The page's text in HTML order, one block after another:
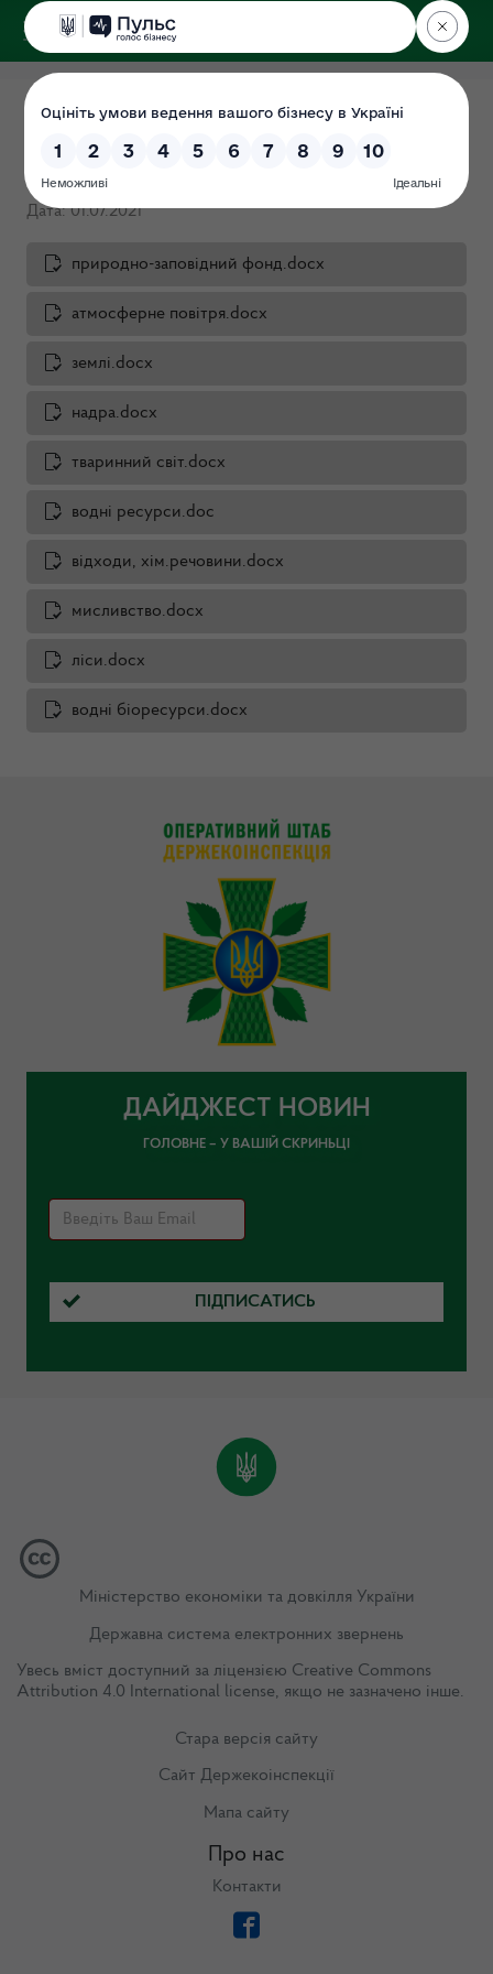
ДЕРЖЕКОІНСПЕКЦІЯ
у Сумській області
Перелік питань до суб’єктів
господарювання
Дата: 01.07.2021
природно-заповідний фонд.docx
атмосферне повітря.docx
землі.docx
надра.docx
тваринний світ.docx
водні ресурси.doc
відходи, хім.речовини.docx
мисливство.docx
ліси.docx
водні біоресурси.docx
ДАЙДЖЕСТ НОВИН
ГОЛОВНЕ – У ВАШІЙ СКРИНЬЦІ
ПІДПИСАТИСЬ
Міністерство економіки та довкілля України
Державна система електронних звернень
Увесь вміст доступний за ліцензією Creative Commons
Attribution 4.0 International license, якщо не зазначено інше.
Стара версія сайту
Сайт Держекоінспекції
Мапа сайту
Про нас
Контакти